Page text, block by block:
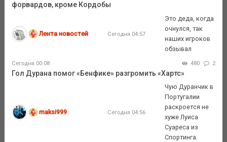
форвардов, кроме Кордобы
Лента новостей Сегодня 04:57
Это деда, когда
очнулся, так
наших игроков
обзывал
Сегодня 00:08 480 2
Гол Дурана помог «Бенфике» разгромить «Хартс»
maksi999 Сегодня 04:56
Чую Дуранчик в
Португалии
раскроется не
хуже Луиса
Суареса из
Спортинга.